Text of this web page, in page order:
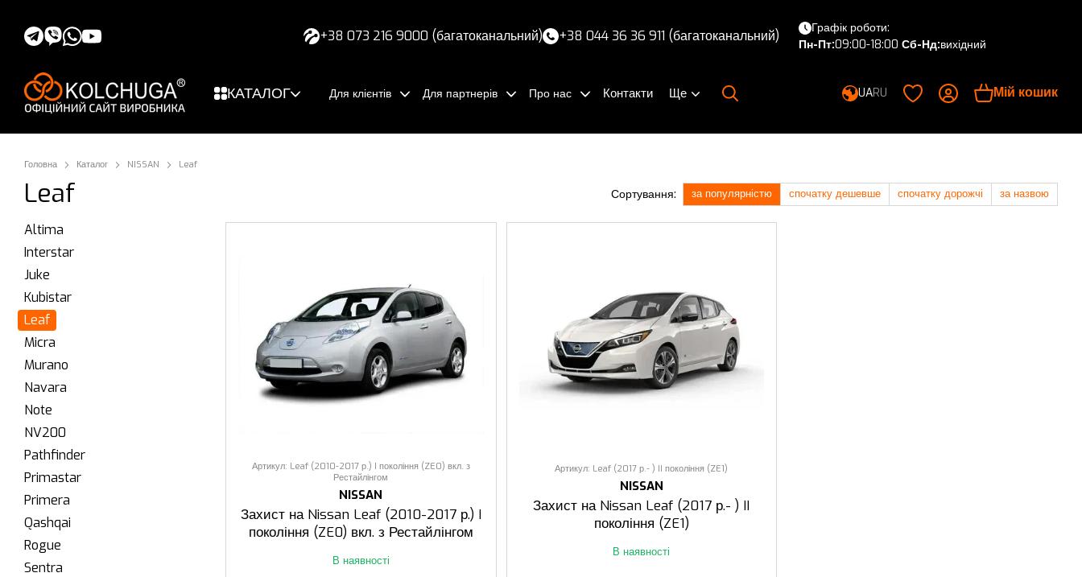
+38 073 216 9000 (багатоканальний) +38 044 36 36 911 (багатоканальний)
Графік роботи:
Пн-Пт:09:00-18:00 Сб-Нд:вихідний
КАТАЛОГ Для клієнтів Для партнерів Про нас Контакти Ще UARU Мій кошик
Головна Каталог NISSAN Leaf
Leaf Сортування: за популярністю спочатку дешевше спочатку дорожчі за назвою
Артикул: Leaf (2010-2017 р.) I покоління (ZE0) вкл. з
Рестайлінгом
NISSAN
Захист на Nissan Leaf (2010-2017 р.) I
покоління (ZE0) вкл. з Рестайлінгом
В наявності
Артикул: Leaf (2017 р.- ) II покоління (ZE1)
NISSAN
Захист на Nissan Leaf (2017 р.- ) II
покоління (ZE1)
В наявності
Altima
Interstar
Juke
Kubistar
Leaf
Micra
Murano
Navara
Note
NV200
Pathfinder
Primastar
Primera
Qashqai
Rogue
Sentra